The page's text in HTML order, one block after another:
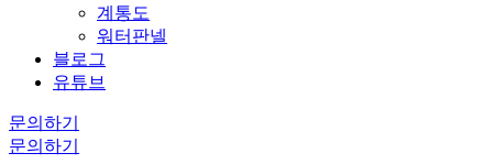
계통도
워터판넬
블로그
유튜브
문의하기
문의하기